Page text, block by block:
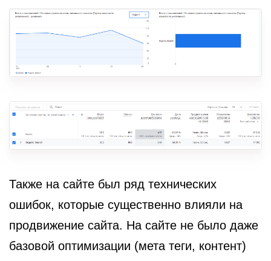
Также на сайте был ряд технических
ошибок, которые существенно влияли на
продвижение сайта. На сайте не было даже
базовой оптимизации (мета теги, контент)